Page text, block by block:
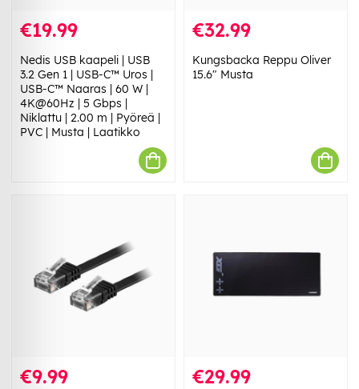
€19.99
Nedis USB kaapeli | USB
3.2 Gen 1 | USB-C™ Uros |
USB-C™ Naaras | 60 W |
4K@60Hz | 5 Gbps |
Niklattu | 2.00 m | Pyöreä |
PVC | Musta | Laatikko
€32.99
Kungsbacka Reppu Oliver
15.6" Musta
€9.99 €29.99